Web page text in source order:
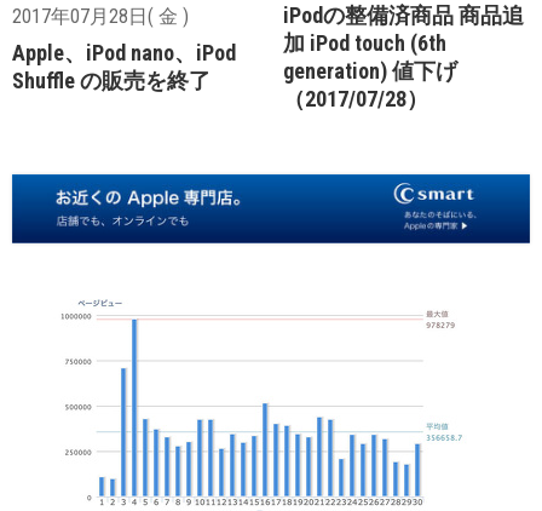
2017年07月28日( 金 )
Apple、iPod nano、iPod
Shuffle の販売を終了
iPodの整備済商品 商品追
加 iPod touch (6th
generation) 値下げ
（2017/07/28）